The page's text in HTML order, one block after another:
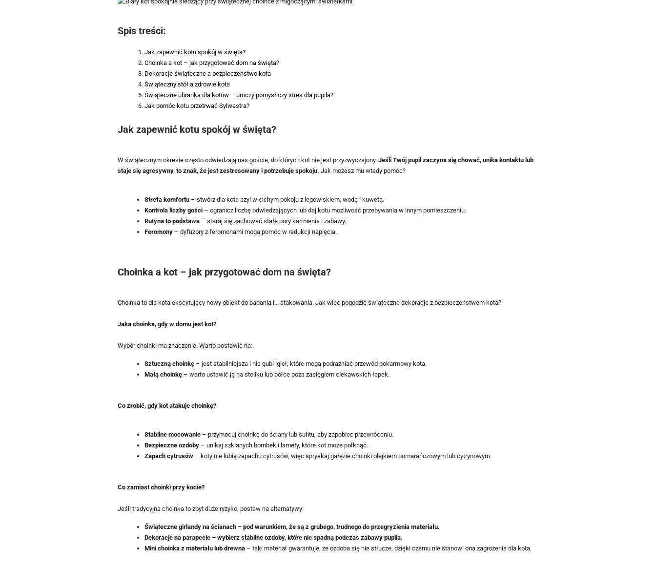
Spis treści:
Jak zapewnić kotu spokój w święta?
Choinka a kot – jak przygotować dom na święta?
Dekoracje świąteczne a bezpieczeństwo kota
Świąteczny stół a zdrowie kota
Świąteczne ubranka dla kotów – uroczy pomysł czy stres dla pupila?
Jak pomóc kotu przetrwać Sylwestra?
Jak zapewnić kotu spokój w święta?
W świątecznym okresie często odwiedzają nas goście, do których kot nie jest przyzwyczajony. Jeśli Twój pupil zaczyna się chować, unika kontaktu lub
staje się agresywny, to znak, że jest zestresowany i potrzebuje spokoju. Jak możesz mu wtedy pomóc?
Strefa komfortu– stwórz dla kota azyl w cichym pokoju z legowiskiem, wodą i kuwetą.
Kontrola liczby gości– ogranicz liczbę odwiedzających lub daj kotu możliwość przebywania w innym pomieszczeniu.
Rutyna to podstawa– staraj się zachować stałe pory karmienia i zabawy.
Feromony– dyfuzory z feromonami mogą pomóc w redukcji napięcia.
Choinka a kot – jak przygotować dom na święta?
Choinka to dla kota ekscytujący nowy obiekt do badania i... atakowania. Jak więc pogodzić świąteczne dekoracje z bezpieczeństwem kota?
Jaka choinka, gdy w domu jest kot?
Wybór choinki ma znaczenie. Warto postawić na:
Sztuczną choinkę– jest stabilniejsza i nie gubi igieł, które mogą podrażniać przewód pokarmowy kota.
Małą choinkę– warto ustawić ją na stoliku lub półce poza zasięgiem ciekawskich łapek.
Co zrobić, gdy kot atakuje choinkę?
Stabilne mocowanie – przymocuj choinkę do ściany lub sufitu, aby zapobiec przewróceniu.
Bezpieczne ozdoby – unikaj szklanych bombek i lamety, które kot może połknąć.
Zapach cytrusów – koty nie lubią zapachu cytrusów, więc spryskaj gałęzie choinki olejkiem pomarańczowym lub cytrynowym.
Co zamiast choinki przy kocie?
Jeśli tradycyjna choinka to zbyt duże ryzyko, postaw na alternatywy:
Świąteczne girlandy na ścianach – pod warunkiem, że są z grubego, trudnego do przegryzienia materiału.
Dekoracje na parapecie – wybierz stabilne ozdoby, które nie spadną podczas zabawy pupila.
Mini choinka z materiału lub drewna – taki materiał gwarantuje, że ozdoba się nie stłucze, dzięki czemu nie stanowi ona zagrożenia dla kota.